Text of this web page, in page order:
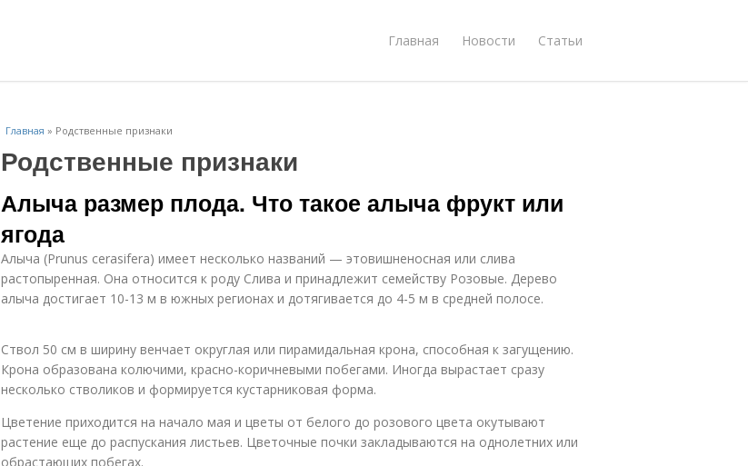
Главная Новости Статьи
Главная » Родственные признаки
Родственные признаки
Алыча размер плода. Что такое алыча фрукт или
ягода
Алыча (Prunus cerasifera) имеет несколько названий — этовишненосная или слива
растопыренная. Она относится к роду Слива и принадлежит семейству Розовые. Дерево
алыча достигает 10-13 м в южных регионах и дотягивается до 4-5 м в средней полосе.
Ствол 50 см в ширину венчает округлая или пирамидальная крона, способная к загущению.
Крона образована колючими, красно-коричневыми побегами. Иногда вырастает сразу
несколько стволиков и формируется кустарниковая форма.
Цветение приходится на начало мая и цветы от белого до розового цвета окутывают
растение еще до распускания листьев. Цветочные почки закладываются на однолетних или
обрастающих побегах.